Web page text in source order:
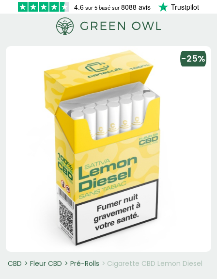
4.6sur 5 basé sur8088 avis Trustpilot
-25%
CBD Fleur CBD Pré-Rolls Cigarette CBD Lemon Diesel